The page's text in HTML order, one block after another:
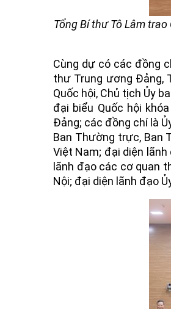
Tổng Bí thư Tô Lâm
Cùng dự có các đồng
thư Trung ương Đảng,
Quốc hội, Chủ tịch Ủy
đại biểu Quốc hội
Đảng; các đồng chí là
Ban Thường trực, Ban
Việt Nam; đại diện
lãnh đạo các cơ quan
Nội; đại diện lãnh đạo